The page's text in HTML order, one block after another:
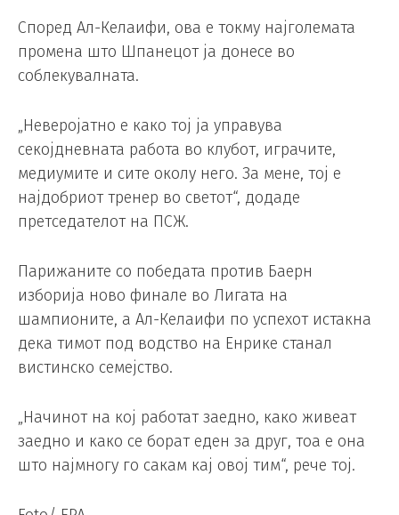
Според Ал-Келаифи, ова е токму најголемата
промена што Шпанецот ја донесе во
соблекувалната.
„Неверојатно е како тој ја управува
секојдневната работа во клубот, играчите,
медиумите и сите околу него. За мене, тој е
најдобриот тренер во светот“, додаде
претседателот на ПСЖ.
Парижаните со победата против Баерн
изборија ново финале во Лигата на
шампионите, а Ал-Келаифи по успехот истакна
дека тимот под водство на Енрике станал
вистинско семејство.
„Начинот на кој работат заедно, како живеат
заедно и како се борат еден за друг, тоа е она
што најмногу го сакам кај овој тим“, рече тој.